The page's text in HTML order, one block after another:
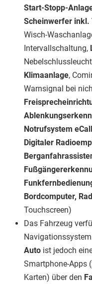
Start-Stopp-
Scheinwerfer inkl.
Wisch-
Intervallschaltung,
Klimaanlage,
Warnsignal bei
Notrufsystem
Digitaler
Bordcomputer,
Touchscreen)
Das Fahrzeug
Auto ist jedoch
Smartphone-Apps
Karten) über den